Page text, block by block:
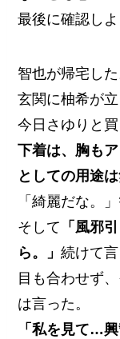
最後に確認しよ
智也が帰宅した
玄関に柚希が立
今日さゆりと
下着は、胸も
としての用途
「綺麗だな。
そして 「風邪
ら。」続けて言
目も合わせず
は言った。
「私を見て…